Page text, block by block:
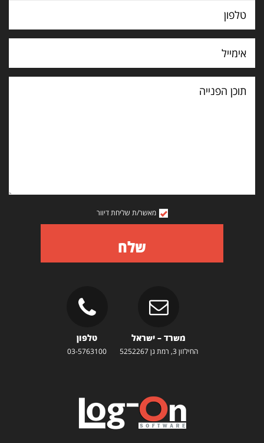
תוכן
הפנייה
מאשר/ת שליחת דיוור
שלח
משרד – ישראל
החילזון 3, רמת גן 5252267
טלפון
03-5763100